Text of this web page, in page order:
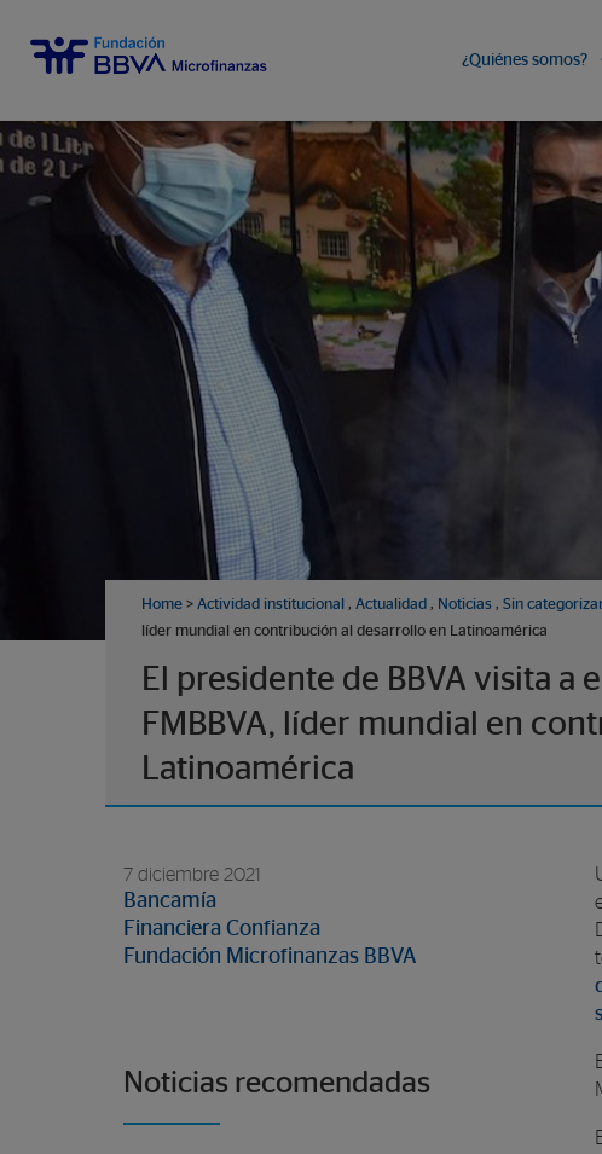
¿Quiénes somos?
Home > Actividad institucional , Actualidad , Noticias , Sin
líder mundial en contribución al desarrollo en Latinoamérica
El presidente de BBVA visita a
FMBBVA, líder mundial en
Latinoamérica
7 diciembre 2021
Bancamía
Financiera Confianza
Fundación Microfinanzas BBVA
Noticias recomendadas